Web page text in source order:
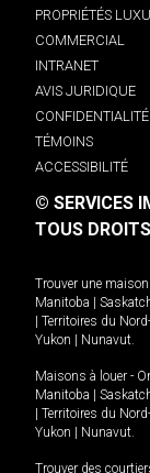
PROPRIÉTÉS
COMMERCIAL
INTRANET
AVIS JURIDIQUE
CONFIDENTIALITÉ
TÉMOINS
ACCESSIBILITÉ
© SERVICES
TOUS
Trouver une maison
Manitoba
Territoires du
Yukon
Nunavut.
Maisons à louer -
Manitoba
Territoires du
Yukon
Nunavut.
Trouver des